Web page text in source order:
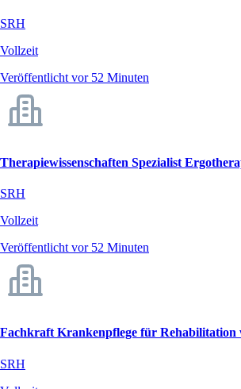
SRH
Vollzeit
Veröffentlicht vor 52 Minuten
Therapiewissenschaften Spezialist
SRH
Vollzeit
Veröffentlicht vor 52 Minuten
Fachkraft Krankenpflege für Rehabilitation
SRH